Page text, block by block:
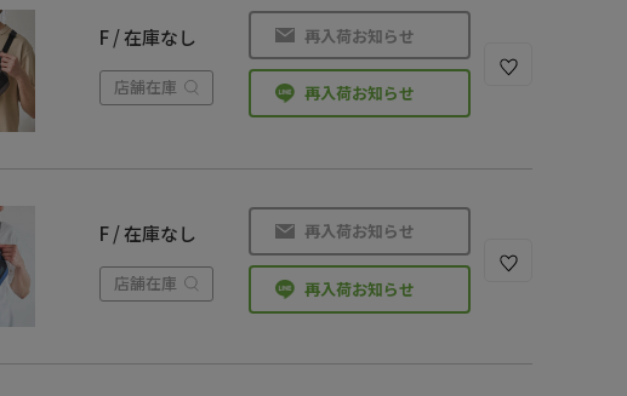
F / 在庫なし
店舗在庫
再入荷お知らせ
再入荷お知らせ
F / 在庫なし
店舗在庫
再入荷お知らせ
再入荷お知らせ